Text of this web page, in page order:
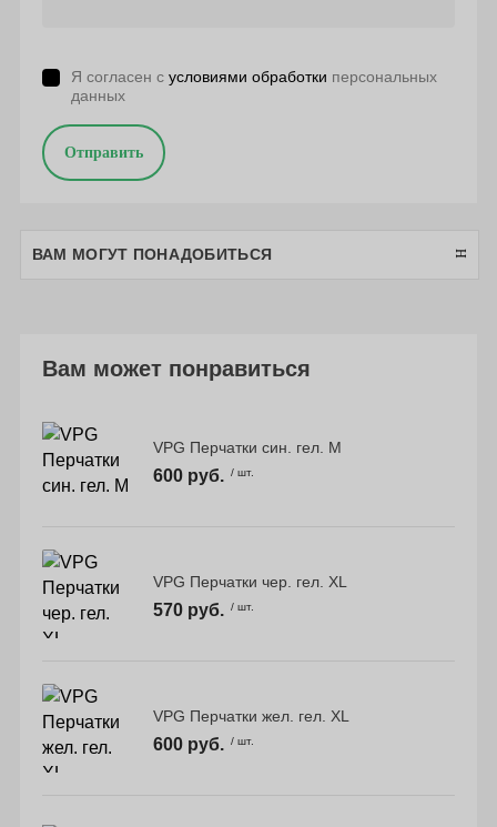
Я согласен с условиями обработки персональных
данных
Отправить
ВАМ МОГУТ ПОНАДОБИТЬСЯ
Вам может понравиться
VPG Перчатки син. гел. M
600 руб. / шт.
VPG Перчатки чер. гел. XL
570 руб. / шт.
VPG Перчатки жел. гел. XL
600 руб. / шт.